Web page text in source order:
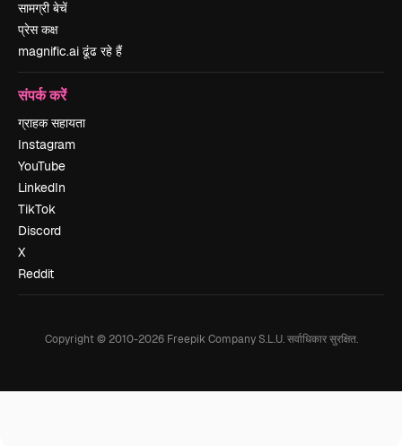
सामग्री बेचें
प्रेस कक्ष
magnific.ai ढूंढ रहे हैं
संपर्क करें
ग्राहक सहायता
Instagram
YouTube
LinkedIn
TikTok
Discord
X
Reddit
Copyright © 2010-2026Freepik Company S.L.U. सर्वाधिकार सुरक्षित.